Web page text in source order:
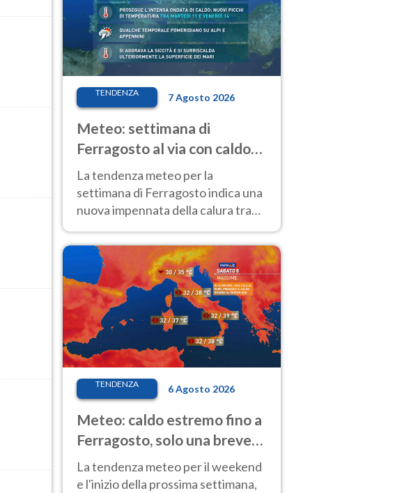
TENDENZA 7 Agosto 2026
Meteo: settimana di
Ferragosto al via con caldo
intenso e qualche temporale
La tendenza meteo per la
settimana di Ferragosto indica una
nuova impennata della calura tra
anche al Nord.
TENDENZA 6 Agosto 2026
Meteo: caldo estremo fino a
Ferragosto, solo una breve
pausa. Ecco dove
La tendenza meteo per il weekend
e l'inizio della prossima settimana,